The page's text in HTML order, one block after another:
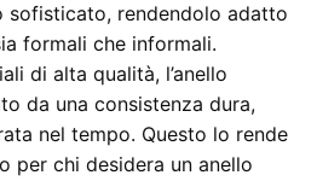
sofisticato, rendendolo adatto
formali che informali.
di alta qualità, l’anello
da una consistenza dura,
nel tempo. Questo lo rende
per chi desidera un anello